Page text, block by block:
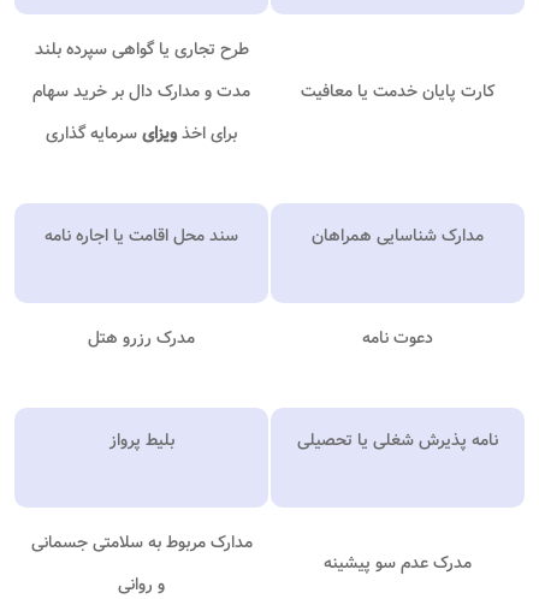
کارت پایان خدمت یا معافیت
طرح تجاری یا گواهی سپرده بلند
مدت و مدارک دال بر خرید سهام
برای اخذویزایسرمایه گذاری
مدارک شناسایی همراهان سند محل اقامت یا اجاره نامه
دعوت نامه مدرک رزرو هتل
نامه پذیرش شغلی یا تحصیلی بلیط پرواز
مدرک عدم سو پیشینه
مدارک مربوط به سلامتی جسمانی
و روانی